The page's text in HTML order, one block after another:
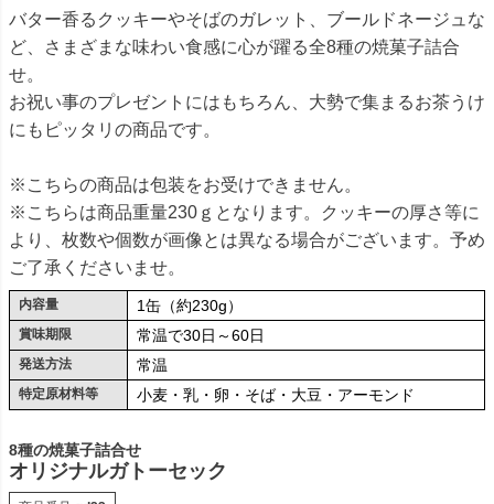
バター香るクッキーやそばのガレット、ブールドネージュな
ど、さまざまな味わい食感に心が躍る全8種の焼菓子詰合
せ。
お祝い事のプレゼントにはもちろん、大勢で集まるお茶うけ
にもピッタリの商品です。
※こちらの商品は包装をお受けできません。
※こちらは商品重量230ｇとなります。クッキーの厚さ等に
より、枚数や個数が画像とは異なる場合がございます。予め
ご了承くださいませ。
内容量 1缶（約230g）
賞味期限 常温で30日～60日
発送方法 常温
特定原材料等 小麦・乳・卵・そば・大豆・アーモンド
8種の焼菓子詰合せ
オリジナルガトーセック